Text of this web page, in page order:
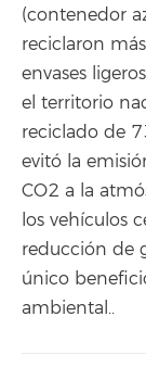
(contenedor
reciclaron
envases
el territorio
reciclado de
evitó la
CO2 a la
los vehículos
reducción de
único
ambiental..